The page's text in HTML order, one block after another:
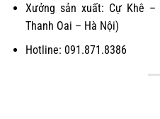
Xưởng sản xuất: Cự Khê
Thanh Oai – Hà Nội)
Hotline: 091.871.8386